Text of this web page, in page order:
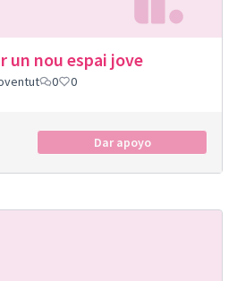
un nou espai jove
0 0
Dar apoyo